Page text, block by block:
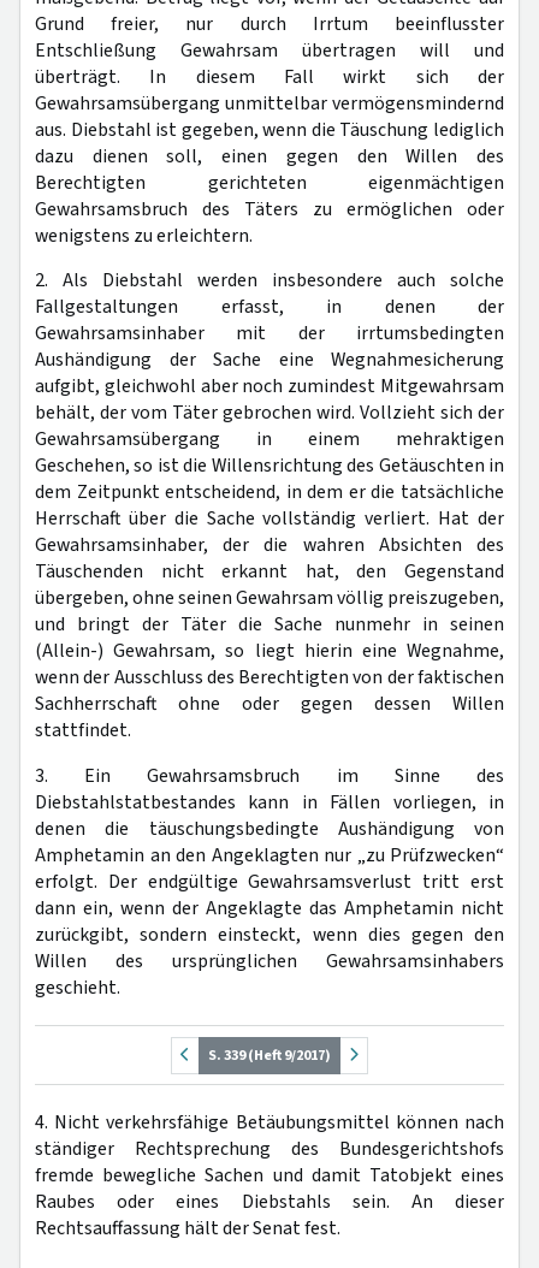
Grund freier, nur durch Irrtum beeinflusster
Entschließung Gewahrsam übertragen will und
überträgt. In diesem Fall wirkt sich der
Gewahrsamsübergang unmittelbar vermögensmindernd
aus. Diebstahl ist gegeben, wenn die Täuschung lediglich
dazu dienen soll, einen gegen den Willen des
Berechtigten gerichteten eigenmächtigen
Gewahrsamsbruch des Täters zu ermöglichen oder
wenigstens zu erleichtern.
2. Als Diebstahl werden insbesondere auch solche
Fallgestaltungen erfasst, in denen der
Gewahrsamsinhaber mit der irrtumsbedingten
Aushändigung der Sache eine Wegnahmesicherung
aufgibt, gleichwohl aber noch zumindest Mitgewahrsam
behält, der vom Täter gebrochen wird. Vollzieht sich der
Gewahrsamsübergang in einem mehraktigen
Geschehen, so ist die Willensrichtung des Getäuschten in
dem Zeitpunkt entscheidend, in dem er die tatsächliche
Herrschaft über die Sache vollständig verliert. Hat der
Gewahrsamsinhaber, der die wahren Absichten des
Täuschenden nicht erkannt hat, den Gegenstand
übergeben, ohne seinen Gewahrsam völlig preiszugeben,
und bringt der Täter die Sache nunmehr in seinen
(Allein-) Gewahrsam, so liegt hierin eine Wegnahme,
wenn der Ausschluss des Berechtigten von der faktischen
Sachherrschaft ohne oder gegen dessen Willen
stattfindet.
3. Ein Gewahrsamsbruch im Sinne des
Diebstahlstatbestandes kann in Fällen vorliegen, in
denen die täuschungsbedingte Aushändigung von
Amphetamin an den Angeklagten nur „zu Prüfzwecken“
erfolgt. Der endgültige Gewahrsamsverlust tritt erst
dann ein, wenn der Angeklagte das Amphetamin nicht
zurückgibt, sondern einsteckt, wenn dies gegen den
Willen des ursprünglichen Gewahrsamsinhabers
geschieht.
S. 339 (Heft 9/2017)
4. Nicht verkehrsfähige Betäubungsmittel können nach
ständiger Rechtsprechung des Bundesgerichtshofs
fremde bewegliche Sachen und damit Tatobjekt eines
Raubes oder eines Diebstahls sein. An dieser
Rechtsauffassung hält der Senat fest.